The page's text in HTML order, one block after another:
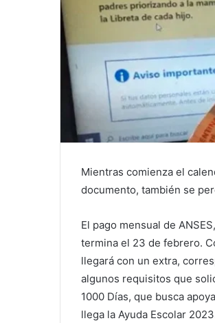
Mientras comienza el
documento, también se
El pago mensual de
termina el 23 de febrero.
llegará con un extra,
algunos requisitos que
1000 Días, que busca
llega la Ayuda Escolar